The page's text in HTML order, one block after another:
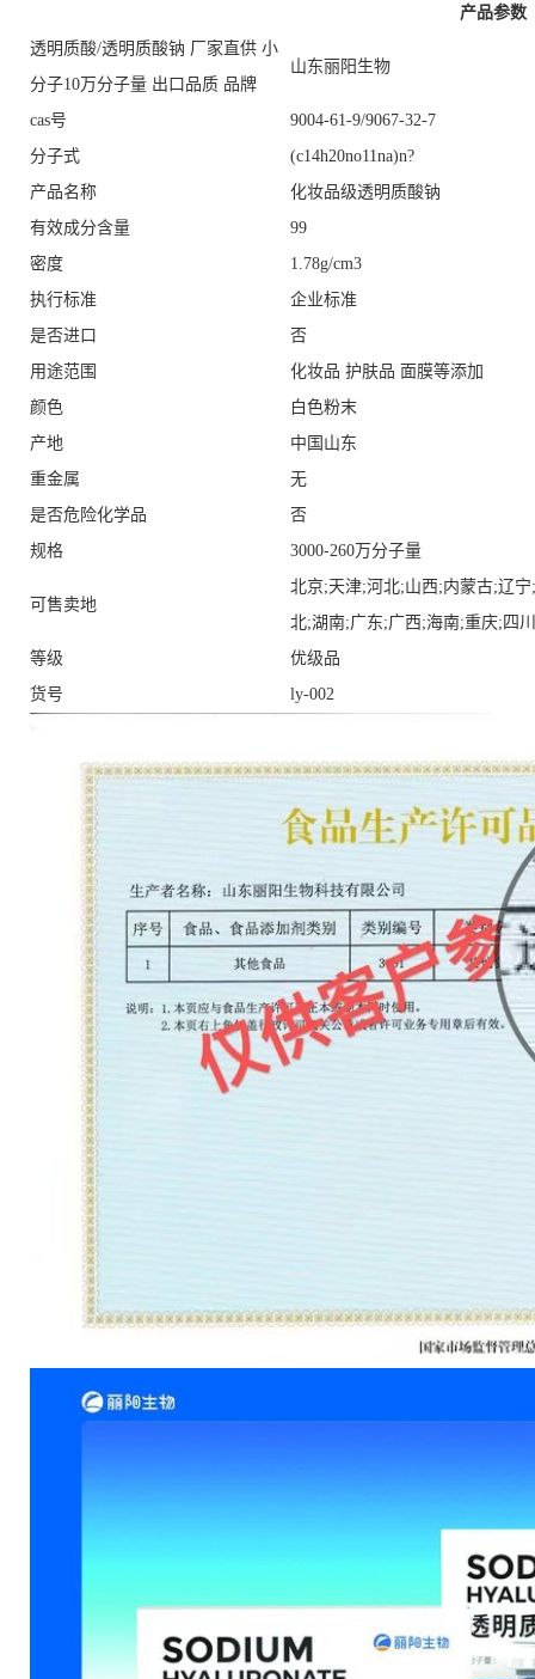
产品参数
透明质酸/透明质酸钠 厂家直供 小
分子10万分子量 出口品质 品牌
山东丽阳生物
cas号
9004-61-9/9067-32-7
分子式
(c14h20no11na)n?
产品名称
化妆品级透明质酸钠
有效成分含量
99
密度
1.78g/cm3
执行标准
企业标准
是否进口
否
用途范围
化妆品 护肤品 面膜等添加
颜色
白色粉末
产地
中国山东
重金属
无
是否危险化学品
否
规格
3000-260万分子量
可售卖地
北京;天津;河北;山西;内蒙古;辽
北;湖南;广东;广西;海南;重庆;四
等级
优级品
货号
ly-002